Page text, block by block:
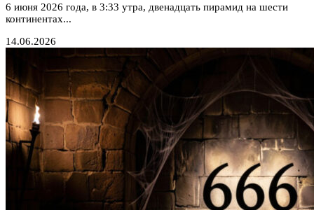
6 июня 2026 года, в 3:33 утра, двенадцать пирамид на шести
континентах...
14.06.2026